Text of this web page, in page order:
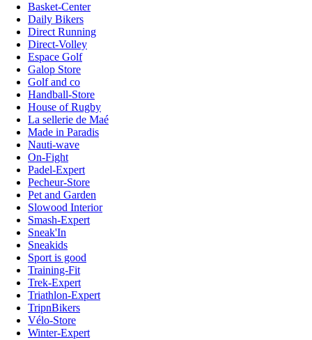
Basket-Center
Daily Bikers
Direct Running
Direct-Volley
Espace Golf
Galop Store
Golf and co
Handball-Store
House of Rugby
La sellerie de Maé
Made in Paradis
Nauti-wave
On-Fight
Padel-Expert
Pecheur-Store
Pet and Garden
Slowood Interior
Smash-Expert
Sneak'In
Sneakids
Sport is good
Training-Fit
Trek-Expert
Triathlon-Expert
TripnBikers
Vélo-Store
Winter-Expert